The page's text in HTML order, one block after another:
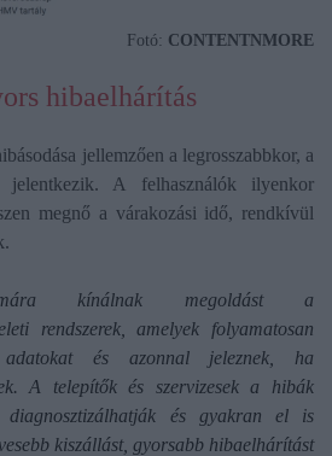
Fotó: CONTENTNMORE
hibaelhárítás
jellemzően a legrosszabbkor, a
jelentkezik. A felhasználók ilyenkor
megnő a várakozási idő, rendkívül
kínálnak megoldást a
rendszerek, amelyek
folyamatosan
és azonnal jeleznek, ha
A telepítők és szervizesek a hibák
diagnosztizálhatják és gyakran el is
kiszállást, gyorsabb hibaelhárítást